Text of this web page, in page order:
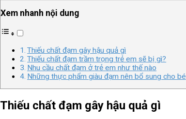
Xem nhanh nội dung
Thiếu chất đạm gây hậu quả gì
Thiếu chất đạm trầm trọng trẻ em sẽ bị gì?
Nhu cầu chất đạm ở trẻ em như thế nào
Những thực phẩm giàu đạm nên bổ sung cho bé
Thiếu chất đạm gây hậu quả gì